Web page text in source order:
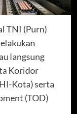
TNI (Purn)
langsung
Koridor
Kota) serta
(TOD)